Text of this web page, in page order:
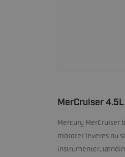
MerCruiser
Mercury MerCruiser
motorer leveres nu
instrumenter,